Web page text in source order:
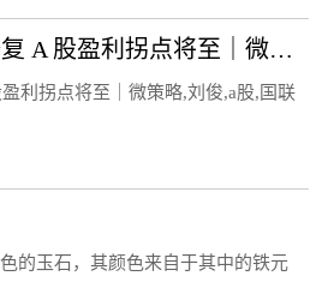
刘俊：景气不断修复 A 股盈利拐点将至｜微策略
利拐点将至｜微策略,刘俊,a股,国联
的玉石，其颜色来自于其中的铁元